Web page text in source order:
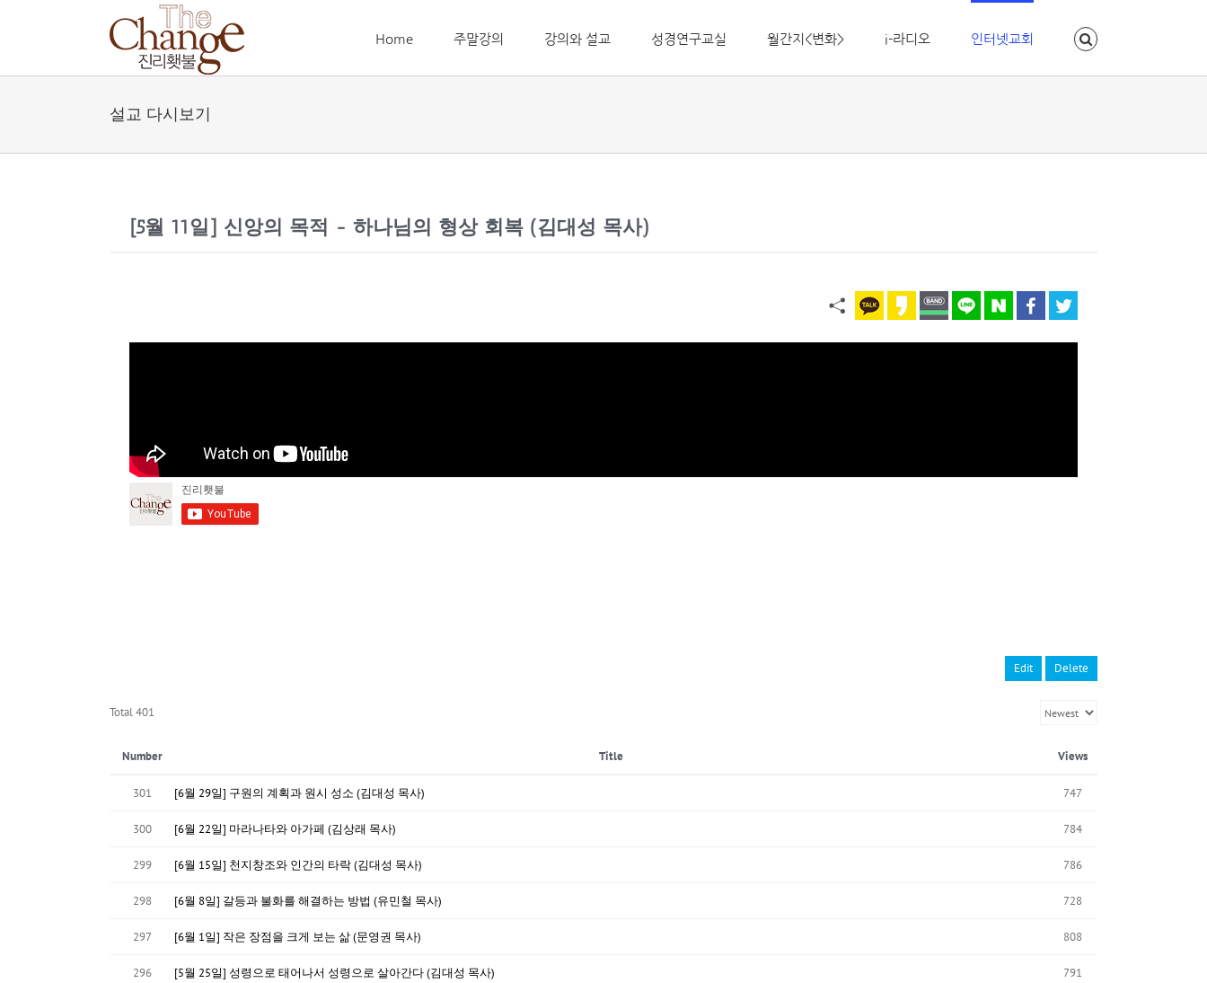
Home 주말강의 강의와 설교 성경연구교실 월간지<변화> i-라디오 인터넷교회
설교 다시보기
[5월 11일] 신앙의 목적 - 하나님의 형상 회복 (김대성 목사)
Edit Delete
Total 401
Number Title Views
301 [6월 29일] 구원의 계획과 원시 성소 (김대성 목사) 747
300 [6월 22일] 마라나타와 아가페 (김상래 목사) 784
299 [6월 15일] 천지창조와 인간의 타락 (김대성 목사) 786
298 [6월 8일] 갈등과 불화를 해결하는 방법 (유민철 목사) 728
297 [6월 1일] 작은 장점을 크게 보는 삶 (문영권 목사) 808
296 [5월 25일] 성령으로 태어나서 성령으로 살아간다 (김대성 목사) 791